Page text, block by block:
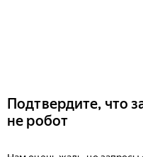
Подтвердите, что
не робот